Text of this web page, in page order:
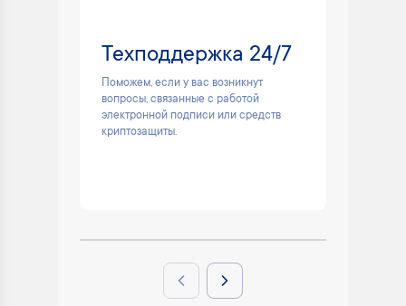
Техподдержка 24/7
Поможем, если у вас возникнут
вопросы, связанные с работой
электронной подписи или средств
криптозащиты.
Previous slideNext slide